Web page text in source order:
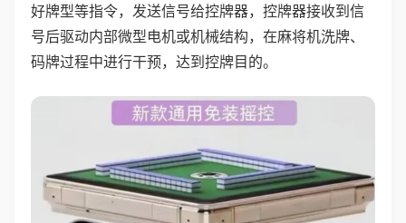
好牌型等指令，发送信号给控牌器，控牌器接收到信
号后驱动内部微型电机或机械结构，在麻将机洗牌、
码牌过程中进行干预，达到控牌目的。